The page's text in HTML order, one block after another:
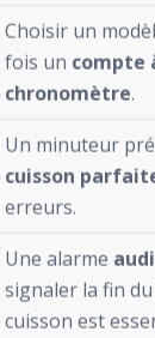
Choisir un
fois un compte
chronomètre.
Un minuteur
cuisson
erreurs.
Une alarme
signaler la fin
cuisson est